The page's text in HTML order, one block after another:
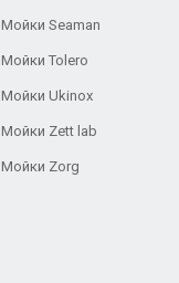
Мойки Seaman
Мойки Tolero
Мойки Ukinox
Мойки Zett lab
Мойки Zorg